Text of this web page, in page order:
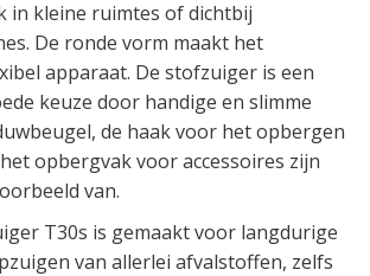
in kleine ruimtes of dichtbij
De ronde vorm maakt het
apparaat. De stofzuiger is een
keuze door handige en slimme
de haak voor het opbergen
opbergvak voor accessoires zijn
van.
T30s is gemaakt voor langdurige
van allerlei afvalstoffen, zelfs